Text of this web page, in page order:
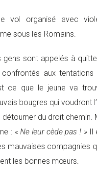
vol organisé avec
sous les Romains.
gens sont appelés à
aux tentations
ce que le jeune va
bougres qui voudront
du droit chemin.
: «Ne leur cède pas ! » Il
mauvaises compagnies
les bonnes mœurs.